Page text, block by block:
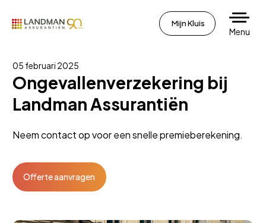
Mijn Kluis
Menu
05 februari 2025
Ongevallenverzekering bij
Landman Assurantiën
Neem contact op voor een snelle premieberekening.
Offerte aanvragen